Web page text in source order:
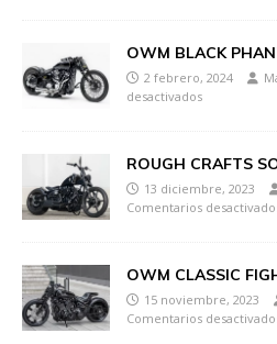
OWM BLACK
2 febrero, 2024
desactivados
ROUGH CRAFTS
13 diciembre, 2023
Comentarios
OWM CLASSIC
15 noviembre, 2023
Comentarios